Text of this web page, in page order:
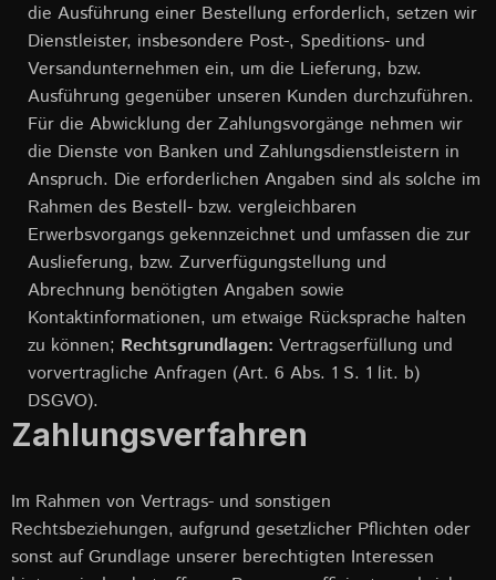
die Ausführung einer Bestellung erforderlich, setzen wir
Dienstleister, insbesondere Post-, Speditions- und
Versandunternehmen ein, um die Lieferung, bzw.
Ausführung gegenüber unseren Kunden durchzuführen.
Für die Abwicklung der Zahlungsvorgänge nehmen wir
die Dienste von Banken und Zahlungsdienstleistern in
Anspruch. Die erforderlichen Angaben sind als solche im
Rahmen des Bestell- bzw. vergleichbaren
Erwerbsvorgangs gekennzeichnet und umfassen die zur
Auslieferung, bzw. Zurverfügungstellung und
Abrechnung benötigten Angaben sowie
Kontaktinformationen, um etwaige Rücksprache halten
zu können; Rechtsgrundlagen: Vertragserfüllung und
vorvertragliche Anfragen (Art. 6 Abs. 1 S. 1 lit. b)
DSGVO).
Zahlungsverfahren
Im Rahmen von Vertrags- und sonstigen
Rechtsbeziehungen, aufgrund gesetzlicher Pflichten oder
sonst auf Grundlage unserer berechtigten Interessen